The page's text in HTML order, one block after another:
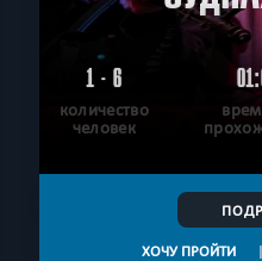
1 - 6
количество
человек
ХОЧУ ПРОЙТИ |